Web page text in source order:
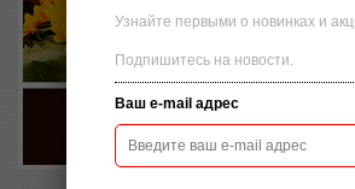
Узнайте первыми о новинках и
Подпишитесь на новости.
Ваш e-mail адрес